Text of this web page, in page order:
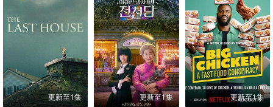
更新至1集 更新至1集 更新至1集